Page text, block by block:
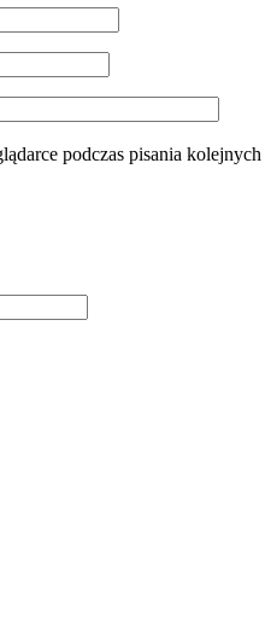
podczas pisania kolejnych